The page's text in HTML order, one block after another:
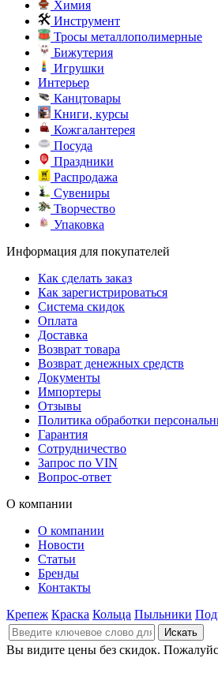
Химия
Инструмент
Тросы металлополимерные
Бижутерия
Игрушки
Интерьер
Канцтовары
Книги, курсы
Кожгалантерея
Посуда
Праздники
Распродажа
Сувениры
Творчество
Упаковка
Информация для покупателей
Как сделать заказ
Как зарегистрироваться
Система скидок
Оплата
Доставка
Возврат товара
Возврат денежных средств
Документы
Импортеры
Отзывы
Политика обработки
Гарантия
Сотрудничество
Запрос по VIN
Вопрос-ответ
О компании
О компании
Новости
Статьи
Бренды
Контакты
Крепеж Краска Кольца Пыльники
Вы видите цены без скидок.